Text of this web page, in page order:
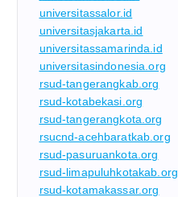
universitassalor.id
universitasjakarta.id
universitassamarinda.id
universitasindonesia.org
rsud-tangerangkab.org
rsud-kotabekasi.org
rsud-tangerangkota.org
rsucnd-acehbaratkab.org
rsud-pasuruankota.org
rsud-limapuluhkotakab.org
rsud-kotamakassar.org